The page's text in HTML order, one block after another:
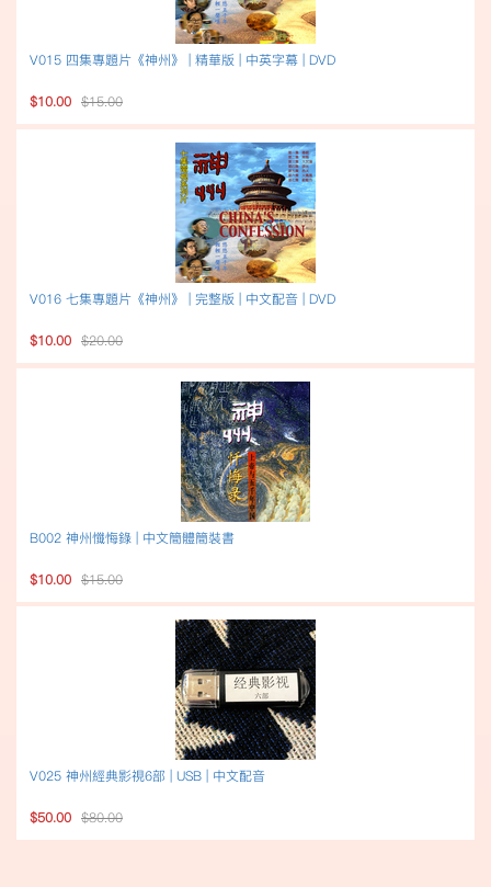
V015 四集專題片《神州》 | 精華版 | 中英字幕 | DVD
$10.00 $15.00
V016 七集專題片《神州》 | 完整版 | 中文配音 | DVD
$10.00 $20.00
B002 神州懺悔錄 | 中文簡體簡裝書
$10.00 $15.00
V025 神州經典影視6部 | USB | 中文配音
$50.00 $80.00